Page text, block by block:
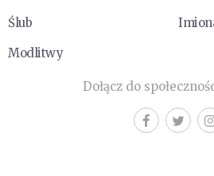
Ślub
Modlitwy
Dołącz do